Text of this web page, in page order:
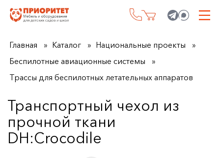
Главная Каталог
Национальные проекты
Беспилотные авиационные системы
Трассы для беспилотных летательных аппаратов
Транспортный чехол из
прочной ткани
DH:Crocodile